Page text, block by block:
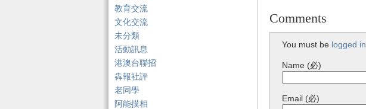
教育交流
文化交流
未分類
活動訊息
港澳台聯招
犇報社評
老同學
阿能摸相
Comments
You must be logged in
Name (必)
Email (必)